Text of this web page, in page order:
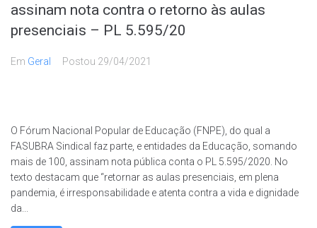
assinam nota contra o retorno às aulas
presenciais – PL 5.595/20
Em Geral Postou 29/04/2021
O Fórum Nacional Popular de Educação (FNPE), do qual a
FASUBRA Sindical faz parte, e entidades da Educação, somando
mais de 100, assinam nota pública conta o PL 5.595/2020. No
texto destacam que “retornar as aulas presenciais, em plena
pandemia, é irresponsabilidade e atenta contra a vida e dignidade
da...